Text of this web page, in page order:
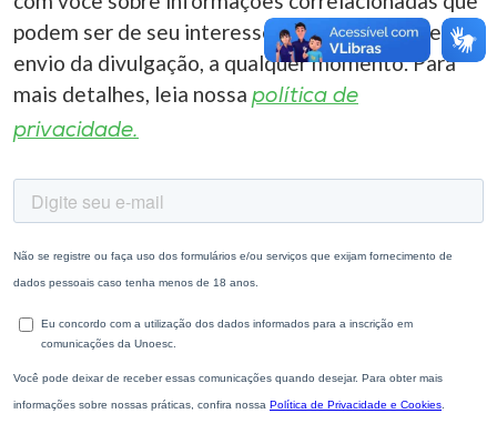
podem ser de seu interesse. Você pode cancelar o
envio da divulgação, a qualquer momento. Para
mais detalhes, leia nossa política de
privacidade.